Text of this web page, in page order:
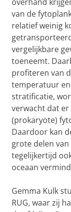
van de
relatief weinig
vergelijkbare
toeneemt.
profiteren van
temperatuur
stratificatie,
verwacht dat
(prokaryote)
Daardoor kan
grote delen
tegelijkertijd
oceaan
Gemma Kulk
RUG, waar zij